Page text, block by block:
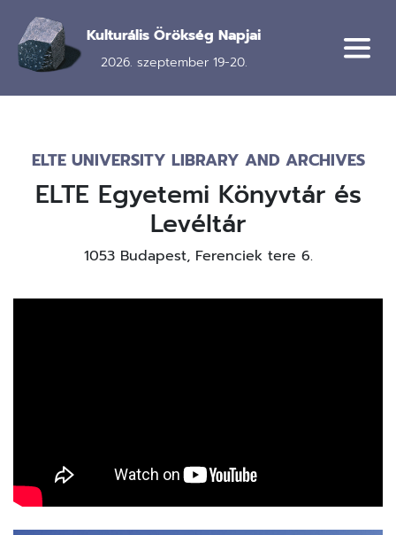
a
tartalomra
Kulturális Örökség Napjai
2026. szeptember 19-20.
ELTE UNIVERSITY LIBRARY AND ARCHIVES
ELTE Egyetemi Könyvtár és
Levéltár
1053 Budapest, Ferenciek tere 6.